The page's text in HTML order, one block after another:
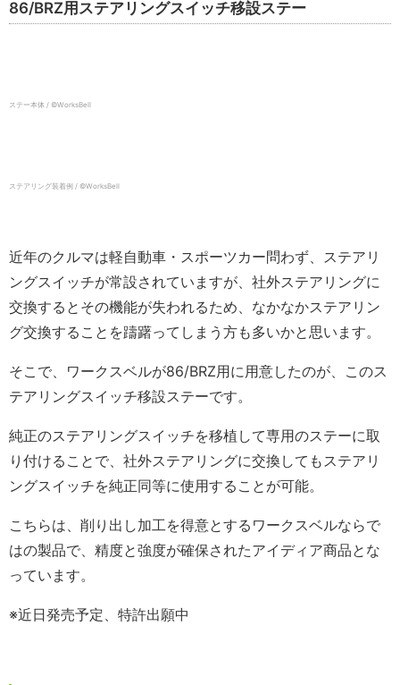
86/BRZ用ステアリングスイッチ移設ステー
ステー本体 / ©️WorksBell
ステアリング装着例 / ©️WorksBell
近年のクルマは軽自動車・スポーツカー問わず、ステアリ
ングスイッチが常設されていますが、社外ステアリングに
交換するとその機能が失われるため、なかなかステアリン
グ交換することを躊躇ってしまう方も多いかと思います。
そこで、ワークスベルが86/BRZ用に用意したのが、このス
テアリングスイッチ移設ステーです。
純正のステアリングスイッチを移植して専用のステーに取
り付けることで、社外ステアリングに交換してもステアリ
ングスイッチを純正同等に使用することが可能。
こちらは、削り出し加工を得意とするワークスベルならで
はの製品で、精度と強度が確保されたアイディア商品とな
っています。
※近日発売予定、特許出願中